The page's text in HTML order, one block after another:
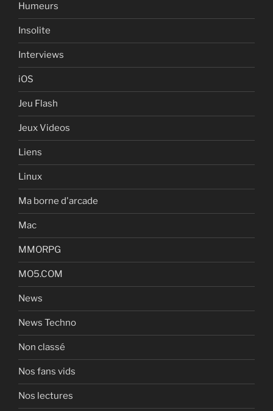
Humeurs
Insolite
Interviews
iOS
Jeu Flash
Jeux Videos
Liens
Linux
Ma borne d'arcade
Mac
MMORPG
MO5.COM
News
News Techno
Non classé
Nos fans vids
Nos lectures